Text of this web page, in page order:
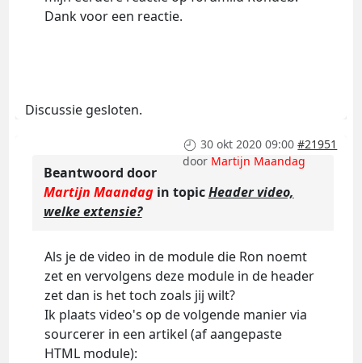
Dank voor een reactie.
Discussie gesloten.
30 okt 2020 09:00 #21951
door Martijn Maandag
Beantwoord door
Martijn Maandagin topicHeader video,
welke extensie?
Als je de video in de module die Ron noemt
zet en vervolgens deze module in de header
zet dan is het toch zoals jij wilt?
Ik plaats video's op de volgende manier via
sourcerer in een artikel (af aangepaste
HTML module):